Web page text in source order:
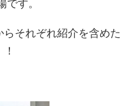
す。
それぞれ紹介を含めた